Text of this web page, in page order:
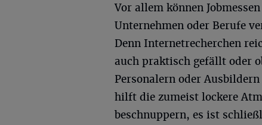
Vor allem können
Unternehmen oder Berufe
Denn Internetrecherchen
auch praktisch gefällt oder
Personalern oder
hilft die zumeist lockere
beschnuppern, es ist